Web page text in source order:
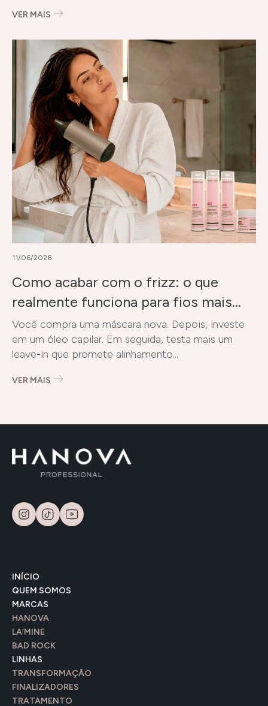
VER MAIS
11/06/2026
Como acabar com o frizz: o que
realmente funciona para fios mais
alinhados
Você compra uma máscara nova. Depois, investe
em um óleo capilar. Em seguida, testa mais um
leave-in que promete alinhamento...
VER MAIS
INÍCIO
QUEM SOMOS
MARCAS
HANOVA
LA’MINE
BAD ROCK
LINHAS
TRANSFORMAÇÃO
FINALIZADORES
TRATAMENTO